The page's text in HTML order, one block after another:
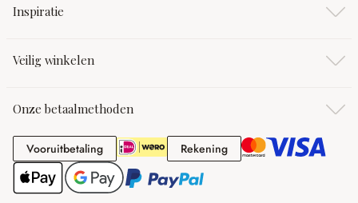
Inspiratie
Veilig winkelen
Onze betaalmethoden
VooruitbetalingVooruitbetaling RekeningRekening